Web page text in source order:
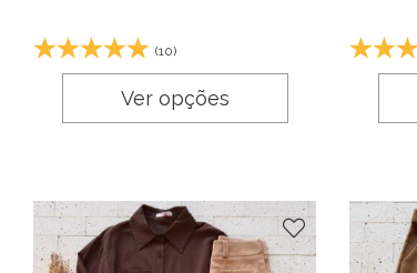
(10)
Ver opções